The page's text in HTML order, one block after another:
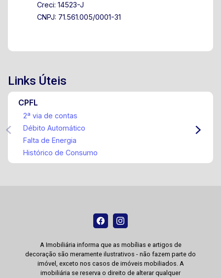
Creci: 14523-J
CNPJ: 71.561.005/0001-31
Links Úteis
CPFL
2ª via de contas
Débito Automático
Falta de Energia
Histórico de Consumo
A Imobiliária informa que as mobílias e artigos de
decoração são meramente ilustrativos - não fazem parte do
imóvel, exceto nos casos de imóveis mobiliados. A
imobiliária se reserva o direito de alterar qualquer